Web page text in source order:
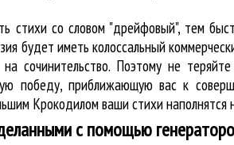
стихи со словом "дрейфовый", тем
будет иметь колоссальный
сочинительство. Поэтому не
победу, приближающую вас к
Крокодилом ваши стихи наполнятся
с помощью